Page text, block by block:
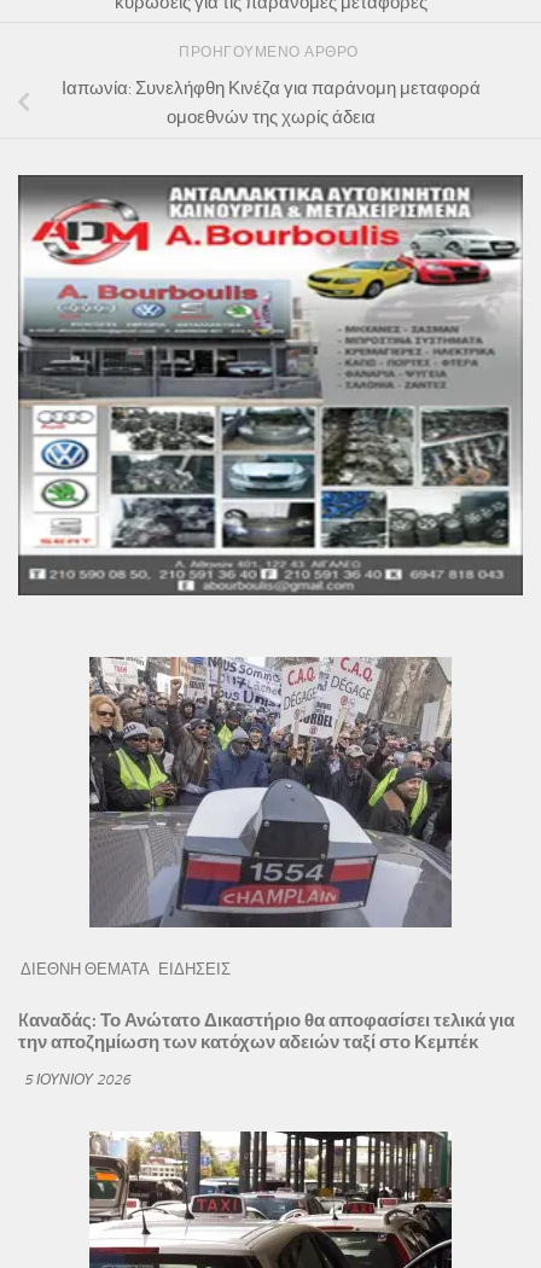
ΠΡΟΗΓΟΎΜΕΝΟ ΆΡΘΡΟ
Ιαπωνία: Συνελήφθη Κινέζα για παράνομη μεταφορά
ομοεθνών της χωρίς άδεια
ΔΙΕΘΝΗ ΘΕΜΑΤΑ ΕΙΔΗΣΕΙΣ
Kαναδάς: Το Ανώτατο Δικαστήριο θα αποφασίσει τελικά για
την αποζημίωση των κατόχων αδειών ταξί στο Κεμπέκ
5 ΙΟΥΝΊΟΥ 2026